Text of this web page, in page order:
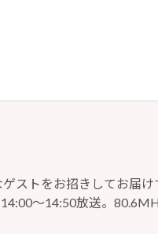
ストをお招きしてお届
～14:50放送。